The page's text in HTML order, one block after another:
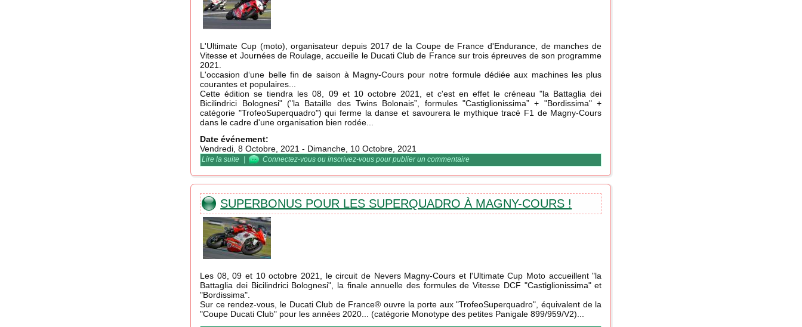
L'Ultimate Cup (moto), organisateur depuis 2017 de la Coupe de France d'Endurance, de manches de
Vitesse et Journées de Roulage, accueille le Ducati Club de France sur trois épreuves de son programme
2021.
L'occasion d‘une belle fin de saison à Magny-Cours pour notre formule dédiée aux machines les plus
courantes et populaires...
Cette édition se tiendra les 08, 09 et 10 octobre 2021, et c'est en effet le créneau "la Battaglia dei
Bicilindrici Bolognesi" ("la Bataille des Twins Bolonais”, formules "Castiglionissima” + "Bordissima" +
catégorie "TrofeoSuperquadro") qui ferme la danse et savourera le mythique tracé F1 de Magny-Cours
dans le cadre d'une organisation bien rodée...
Date événement:
Vendredi, 8 Octobre, 2021 - Dimanche, 10 Octobre, 2021
Lire la suite de Vitesse DCF / "la Battaglia", Magny-Cours (Ultimate Cup)
| Connectez-vous ouinscrivez-vous pour publier un commentaire
SUPERBONUS POUR LES SUPERQUADRO À MAGNY-COURS !
Les 08, 09 et 10 octobre 2021, le circuit de Nevers Magny-Cours et l'Ultimate Cup Moto accueillent "la
Battaglia dei Bicilindrici Bolognesi", la finale annuelle des formules de Vitesse DCF "Castiglionissima" et
"Bordissima".
Sur ce rendez-vous, le Ducati Club de France® ouvre la porte aux "TrofeoSuperquadro", équivalent de la
"Coupe Ducati Club" pour les années 2020... (catégorie Monotype des petites Panigale 899/959/V2)...